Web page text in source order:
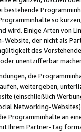
so
wird. Einige Arten von
der nicht als
des
unentzifferbar
die
weitergeben,
(einschließlich
Networking-
Programminhalte an
Ihrem Partner-Tag